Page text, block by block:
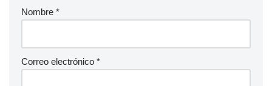
Nombre *
Correo electrónico *